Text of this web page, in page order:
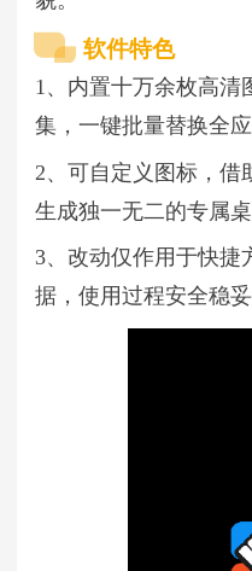
软件特色
1、内置十万余枚高清
集，一键批量替换全应
2、可自定义图标，借
生成独一无二的专属桌
3、改动仅作用于快捷
据，使用过程安全稳妥